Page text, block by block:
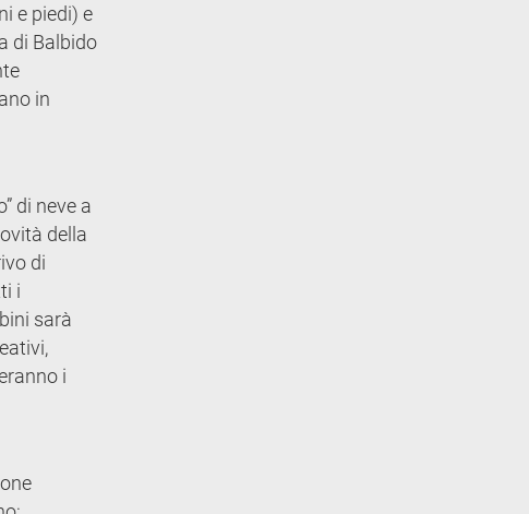
e piedi) e
di Balbido
in
di neve a
della
di
i
sarà
i